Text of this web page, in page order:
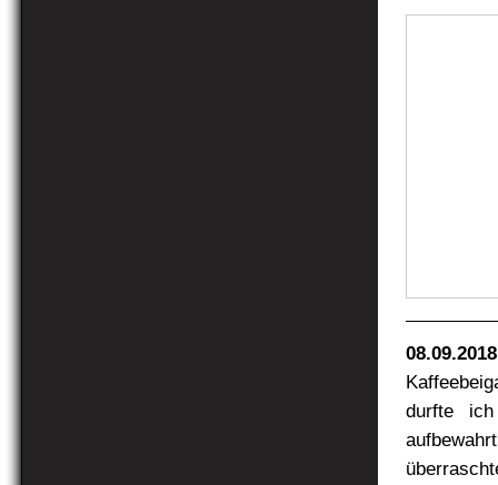
08.09.2018
durfte